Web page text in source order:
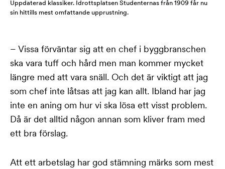
Uppdaterad klassiker. Idrottsplatsen Studenternas från 1909 får nu
sin hittills mest omfattande upprustning.
– Vissa förväntar sig att en chef i byggbranschen
ska vara tuff och hård men man kommer mycket
längre med att vara snäll. Och det är viktigt att jag
som chef inte låtsas att jag kan allt. Ibland har jag
inte en aning om hur vi ska lösa ett visst problem.
Då är det alltid någon annan som kliver fram med
ett bra förslag.
Att ett arbetslag har god stämning märks som mest